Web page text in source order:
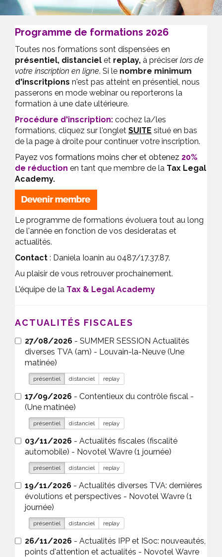
Programme de formations 2026
Toutes nos formations sont dispensées en
présentiel, distanciel et replay, à préciser lors de
votre inscription en ligne. Si le nombre minimum
d'inscritpions n'est pas atteint en présentiel, nous
passerons en mode webinar ou reporterons la
formation à une date ultérieure.
Procédure d'inscription: cochez la/les
formations, cliquez sur l'onglet SUITE situé en bas
de la page à droite pour continuer votre inscription.
Payez vos formations moins cher et obtenez 20%
de réduction en tant que membre de la Tax Legal
Academy.
Le programme de formations évoluera tout au long
de l'année en fonction de vos desideratas et
actualités.
Contact : Daniela Ioanin au 0487/17.37.87.
Au plaisir de vous retrouver prochainement.
L'équipe de la Tax & Legal Academy
ACTUALITÉS FISCALES
27/08/2026 - SUMMER SESSION Actualités
diverses TVA (am) - Louvain-la-Neuve (Une
matinée)
présentiel distanciel replay
17/09/2026 - Contentieux du contrôle fiscal -
(Une matinée)
présentiel distanciel replay
03/11/2026 - Actualités fiscales (fiscalité
automobile) - Novotel Wavre (1 journée)
présentiel distanciel replay
19/11/2026 - Actualités diverses TVA: dernières
évolutions et perspectives - Novotel Wavre (1
journée)
présentiel distanciel replay
26/11/2026 - Actualités IPP et ISoc: nouveautés,
points d'attention et actualités - Novotel Wavre